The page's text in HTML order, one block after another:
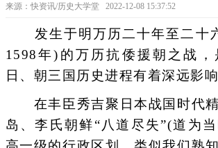
来源：快资讯/历史大学堂 2022-12-08 15:37:52
发生于明万历二十年至二十
1598年)的万历抗倭援朝之战，
日、朝三国历史进程有着深远影响
在丰臣秀吉聚日本战国时代精
岛、李氏朝鲜“八道尽失”(道为